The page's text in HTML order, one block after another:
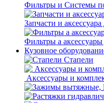
Фильтры и Системы
Запчасти и
Фильтры а
Кузовное
Стапели
Аксессуары и